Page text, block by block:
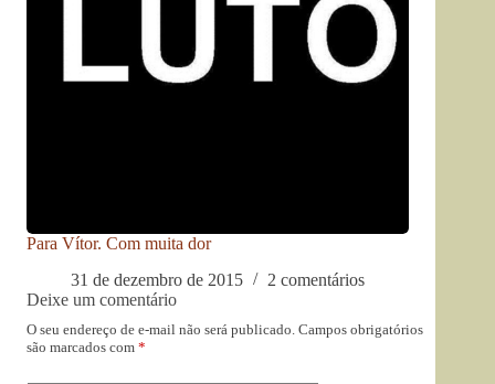
Para Vítor. Com muita dor
31 de dezembro de 2015
2 comentários
Deixe um comentário
O seu endereço de e-mail não será publicado. Campos obrigatórios
são marcados com *